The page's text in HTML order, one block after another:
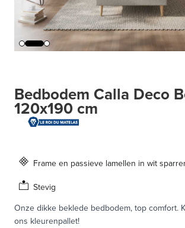
Bedbodem Calla Deco
120x190 cm
Frame en passieve lamellen in wit
Stevig
Onze dikke beklede bedbodem, top comfort.
ons kleurenpallet!